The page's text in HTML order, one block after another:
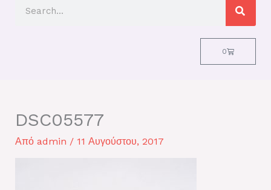
0
Cart
DSC05577
Από admin / 11 Αυγούστου, 2017